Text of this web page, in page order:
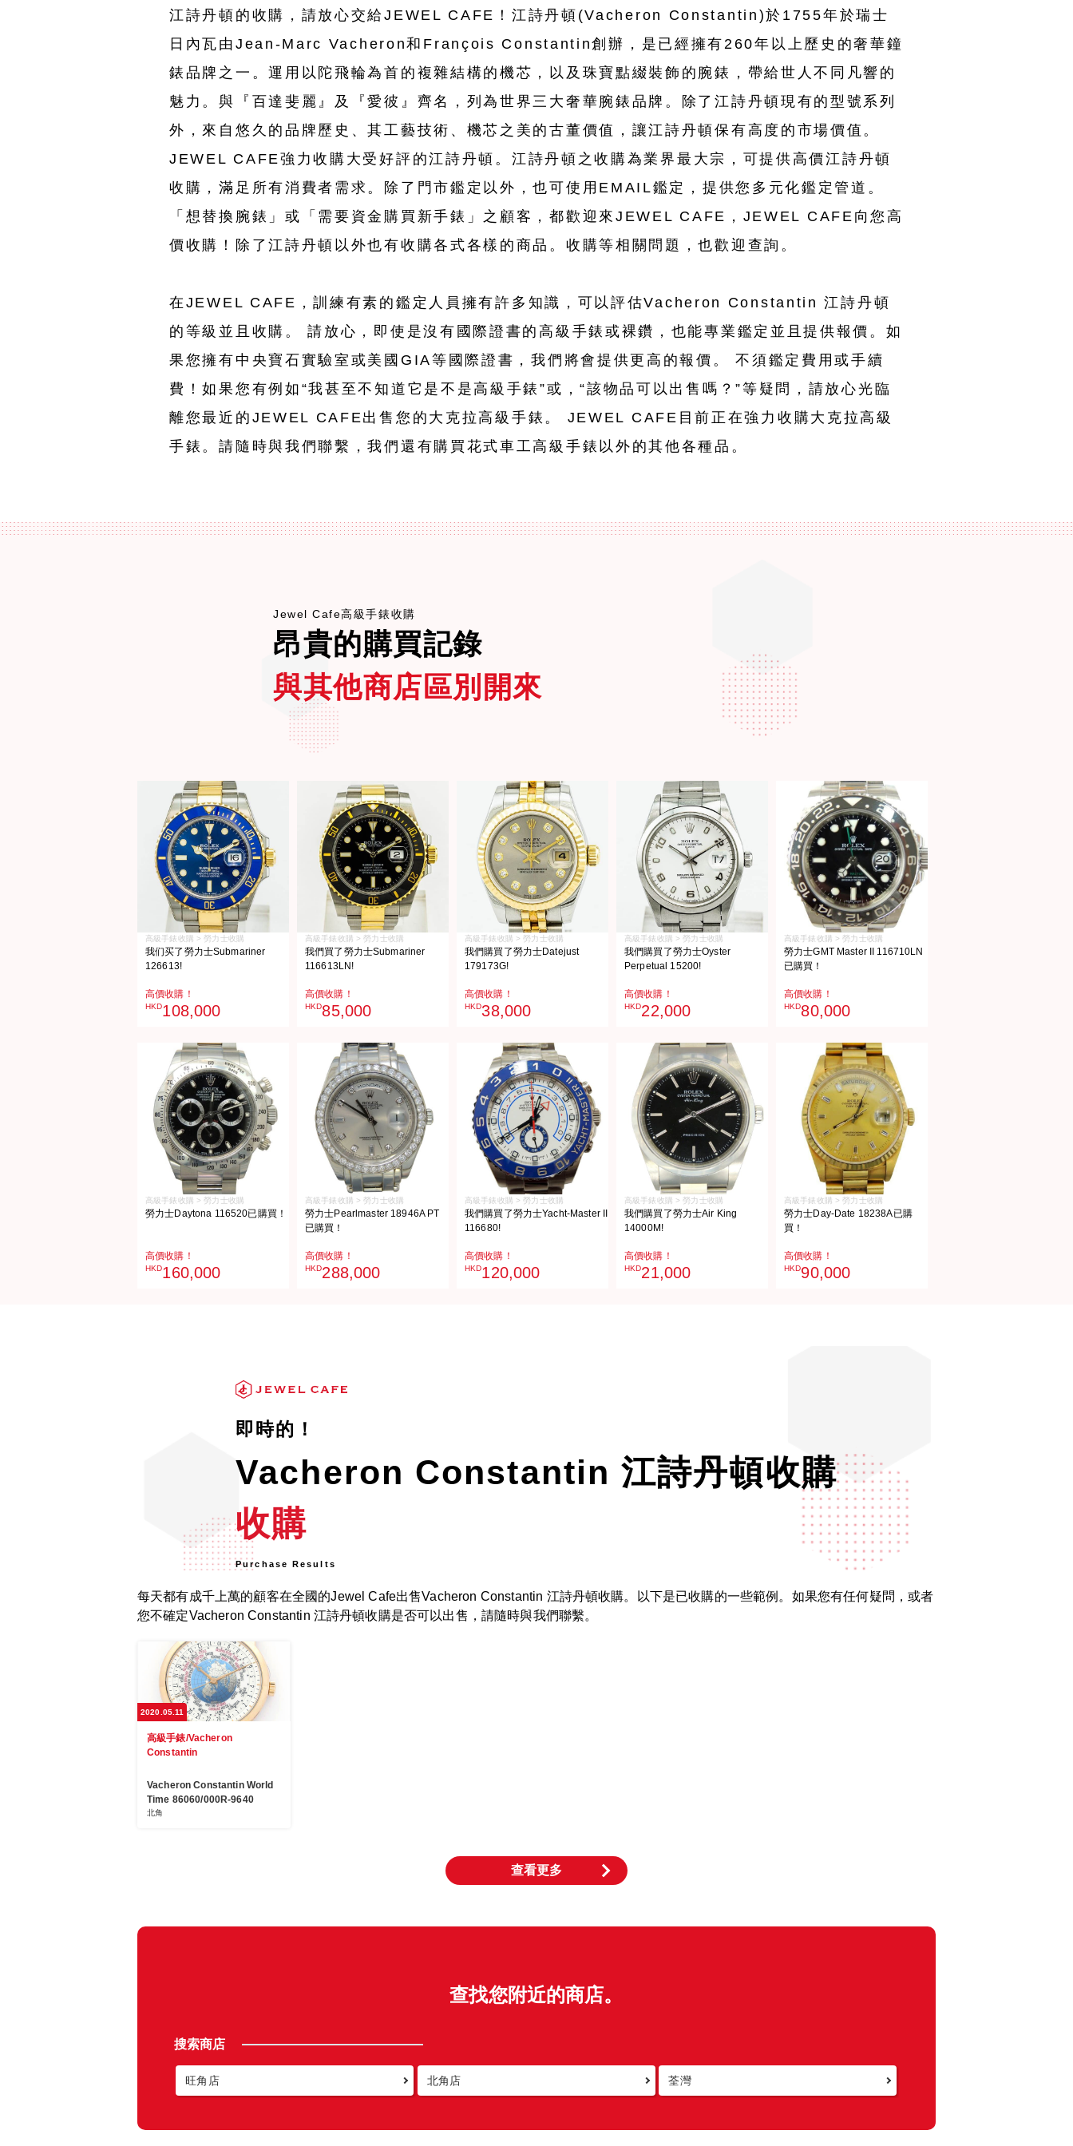
江詩丹頓的收購，請放心交給JEWEL CAFE！江詩丹頓(Vacheron Constantin)於1755年於瑞士
日內瓦由Jean-Marc Vacheron和François Constantin創辦，是已經擁有260年以上歷史的奢華鐘
錶品牌之一。運用以陀飛輪為首的複雜結構的機芯，以及珠寶點綴裝飾的腕錶，帶給世人不同凡響的
魅力。與『百達斐麗』及『愛彼』齊名，列為世界三大奢華腕錶品牌。除了江詩丹頓現有的型號系列
外，來自悠久的品牌歷史、其工藝技術、機芯之美的古董價值，讓江詩丹頓保有高度的市場價值。
JEWEL CAFE強力收購大受好評的江詩丹頓。江詩丹頓之收購為業界最大宗，可提供高價江詩丹頓
收購，滿足所有消費者需求。除了門市鑑定以外，也可使用EMAIL鑑定，提供您多元化鑑定管道。
「想替換腕錶」或「需要資金購買新手錶」之顧客，都歡迎來JEWEL CAFE，JEWEL CAFE向您高
價收購！除了江詩丹頓以外也有收購各式各樣的商品。收購等相關問題，也歡迎查詢。
在JEWEL CAFE，訓練有素的鑑定人員擁有許多知識，可以評估Vacheron Constantin 江詩丹頓
的等級並且收購。 請放心，即使是沒有國際證書的高級手錶或裸鑽，也能專業鑑定並且提供報價。如
果您擁有中央寶石實驗室或美國GIA等國際證書，我們將會提供更高的報價。 不須鑑定費用或手續
費！如果您有例如“我甚至不知道它是不是高級手錶”或，“該物品可以出售嗎？”等疑問，請放心光臨
離您最近的JEWEL CAFE出售您的大克拉高級手錶。 JEWEL CAFE目前正在強力收購大克拉高級
手錶。請隨時與我們聯繫，我們還有購買花式車工高級手錶以外的其他各種品。
Jewel Cafe高級手錶收購
昂貴的購買記錄
與其他商店區別開來
高級手錶收購 > 勞力士收購
我们买了勞力士Submariner
126613!
高價收購！
HKD108,000
高級手錶收購 > 勞力士收購
我們買了勞力士Submariner
116613LN!
高價收購！
HKD85,000
高級手錶收購 > 勞力士收購
我們購買了勞力士Datejust
179173G!
高價收購！
HKD38,000
高級手錶收購 > 勞力士收購
我們購買了勞力士Oyster
Perpetual 15200!
高價收購！
HKD22,000
高級手錶收購 > 勞力士收購
勞力士GMT Master II 116710LN
已購買！
高價收購！
HKD80,000
高級手錶收購 > 勞力士收購
勞力士Daytona 116520已購買！
高價收購！
HKD160,000
高級手錶收購 > 勞力士收購
勞力士Pearlmaster 18946A PT
已購買！
高價收購！
HKD288,000
高級手錶收購 > 勞力士收購
我們購買了勞力士Yacht-Master II
116680!
高價收購！
HKD120,000
高級手錶收購 > 勞力士收購
我們購買了勞力士Air King
14000M!
高價收購！
HKD21,000
高級手錶收購 > 勞力士收購
勞力士Day-Date 18238A已購
買！
高價收購！
HKD90,000
即時的！
Vacheron Constantin 江詩丹頓收購
收購
Purchase Results
每天都有成千上萬的顧客在全國的Jewel Cafe出售Vacheron Constantin 江詩丹頓收購。以下是已收購的一些範例。如果您有任何疑問，或者
您不確定Vacheron Constantin 江詩丹頓收購是否可以出售，請隨時與我們聯繫。
2020.05.11
高級手錶/Vacheron
Constantin
Vacheron Constantin World
Time 86060/000R-9640
北角
查看更多
查找您附近的商店。
搜索商店
旺角店 北角店 荃灣